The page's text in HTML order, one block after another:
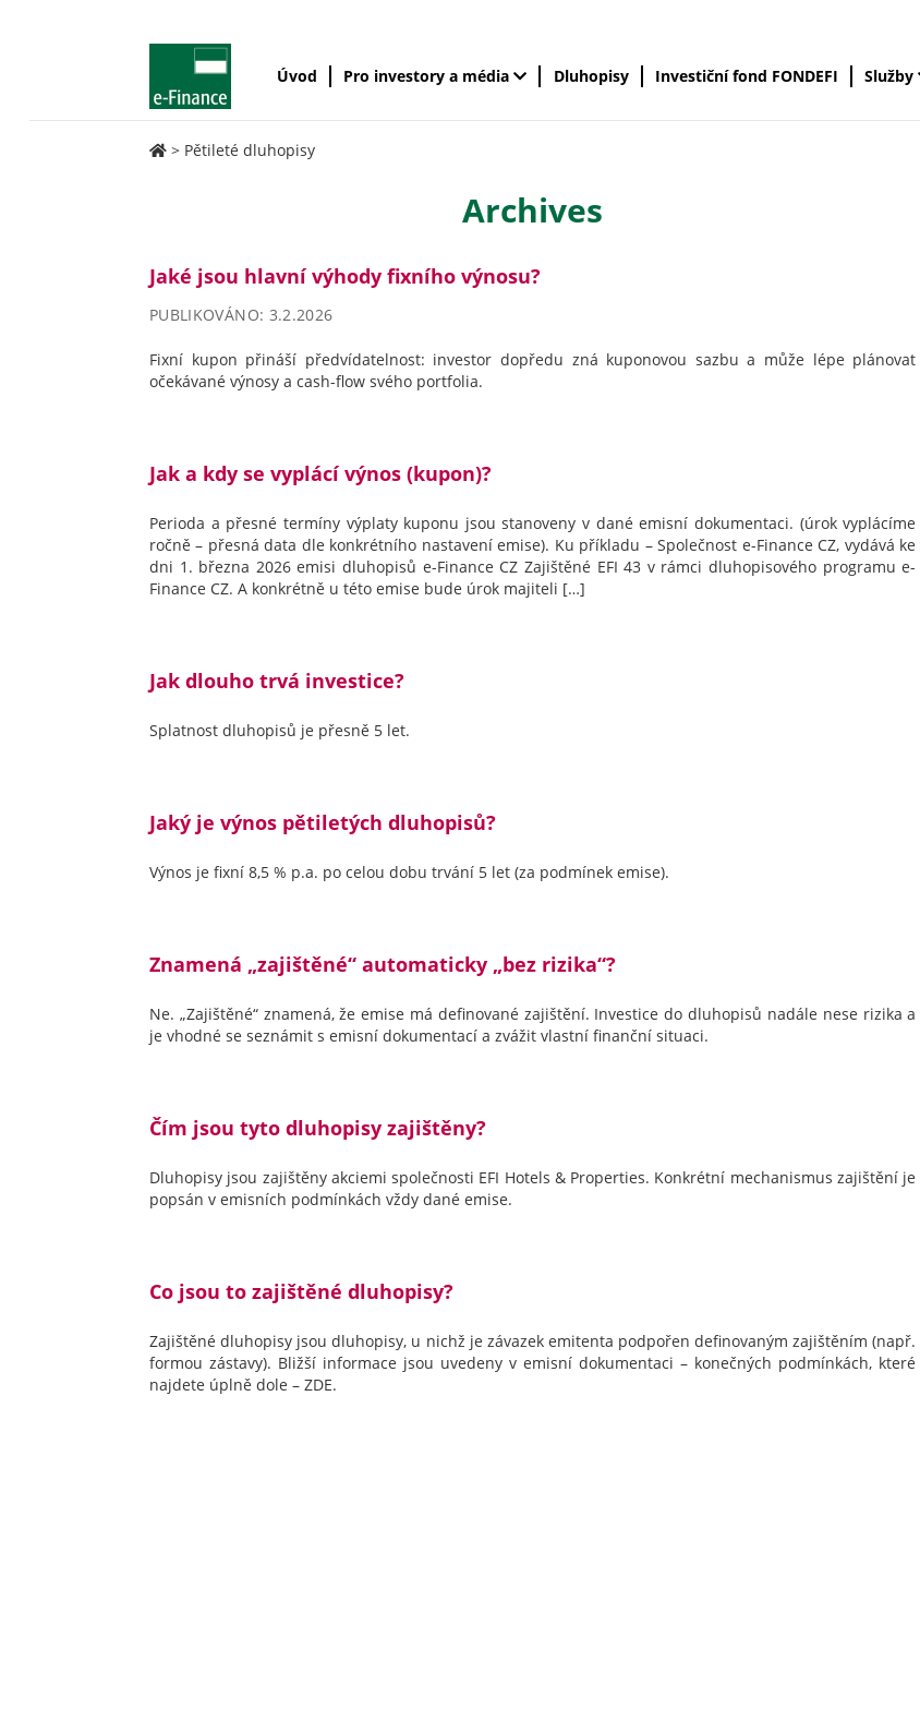
Úvod Pro investory a média Dluhopisy Investiční fond FONDEFI Služby
> Pětileté dluhopisy
Archives
Jaké jsou hlavní výhody fixního výnosu?
PUBLIKOVÁNO: 3.2.2026
Fixní kupon přináší předvídatelnost: investor dopředu zná kuponovou sazbu a může lépe plánovat
očekávané výnosy a cash-flow svého portfolia.
Jak a kdy se vyplácí výnos (kupon)?
Perioda a přesné termíny výplaty kuponu jsou stanoveny v dané emisní dokumentaci. (úrok vyplácíme
ročně – přesná data dle konkrétního nastavení emise). Ku příkladu – Společnost e-Finance CZ, vydává ke
dni 1. března 2026 emisi dluhopisů e-Finance CZ Zajištěné EFI 43 v rámci dluhopisového programu e-
Finance CZ. A konkrétně u této emise bude úrok majiteli […]
Jak dlouho trvá investice?
Splatnost dluhopisů je přesně 5 let.
Jaký je výnos pětiletých dluhopisů?
Výnos je fixní 8,5 % p.a. po celou dobu trvání 5 let (za podmínek emise).
Znamená „zajištěné“ automaticky „bez rizika“?
Ne. „Zajištěné“ znamená, že emise má definované zajištění. Investice do dluhopisů nadále nese rizika a
je vhodné se seznámit s emisní dokumentací a zvážit vlastní finanční situaci.
Čím jsou tyto dluhopisy zajištěny?
Dluhopisy jsou zajištěny akciemi společnosti EFI Hotels & Properties. Konkrétní mechanismus zajištění je
popsán v emisních podmínkách vždy dané emise.
Co jsou to zajištěné dluhopisy?
Zajištěné dluhopisy jsou dluhopisy, u nichž je závazek emitenta podpořen definovaným zajištěním (např.
formou zástavy). Bližší informace jsou uvedeny v emisní dokumentaci – konečných podmínkách, které
najdete úplně dole – ZDE.